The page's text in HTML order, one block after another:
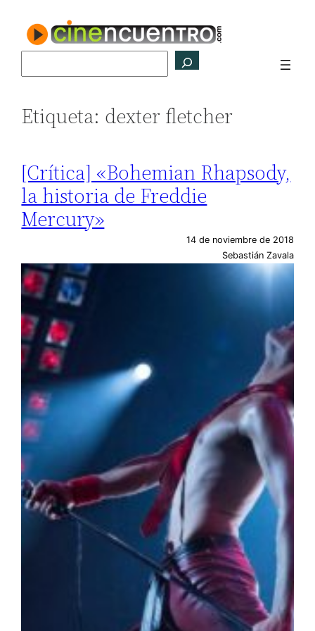
contenido
Etiqueta: dexter fletcher
[Crítica] «Bohemian Rhapsody,
la historia de Freddie
Mercury»
14 de noviembre de 2018
Sebastián Zavala